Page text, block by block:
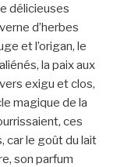
délicieuses
d’herbes
et l’origan, le
la paix aux
exigu et clos,
magique de la
ces
car le goût du lait
son parfum